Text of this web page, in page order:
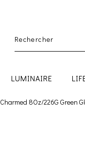
LUMINAIRE
Charmed 8Oz/226G Green